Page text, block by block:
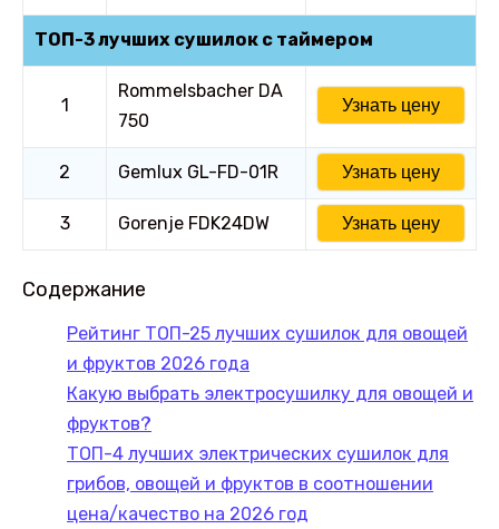
ТОП-3 лучших сушилок с таймером
1
Rommelsbacher DA
750
Узнать цену
2 Gemlux GL-FD-01R Узнать цену
3 Gorenje FDK24DW Узнать цену
Содержание
Рейтинг ТОП-25 лучших сушилок для овощей
и фруктов 2026 года
Какую выбрать электросушилку для овощей и
фруктов?
ТОП-4 лучших электрических сушилок для
грибов, овощей и фруктов в соотношении
цена/качество на 2026 год